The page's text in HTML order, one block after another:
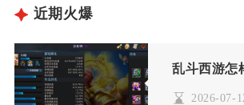
近期火爆
2026-07-